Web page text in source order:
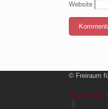
Website
© Freiraum
Datenschutz